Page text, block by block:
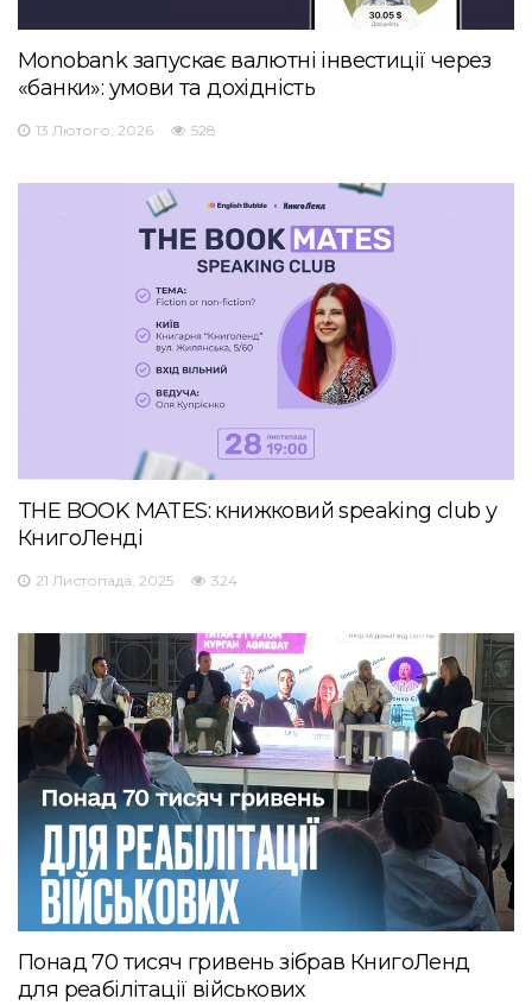
Monobank запускає валютні інвестиції через
«банки»: умови та дохідність
13 Лютого, 2026 528
THE BOOK MATES: книжковий speaking club у
КнигоЛенді
21 Листопада, 2025 324
Понад 70 тисяч гривень зібрав КнигоЛенд
для реабілітації військових